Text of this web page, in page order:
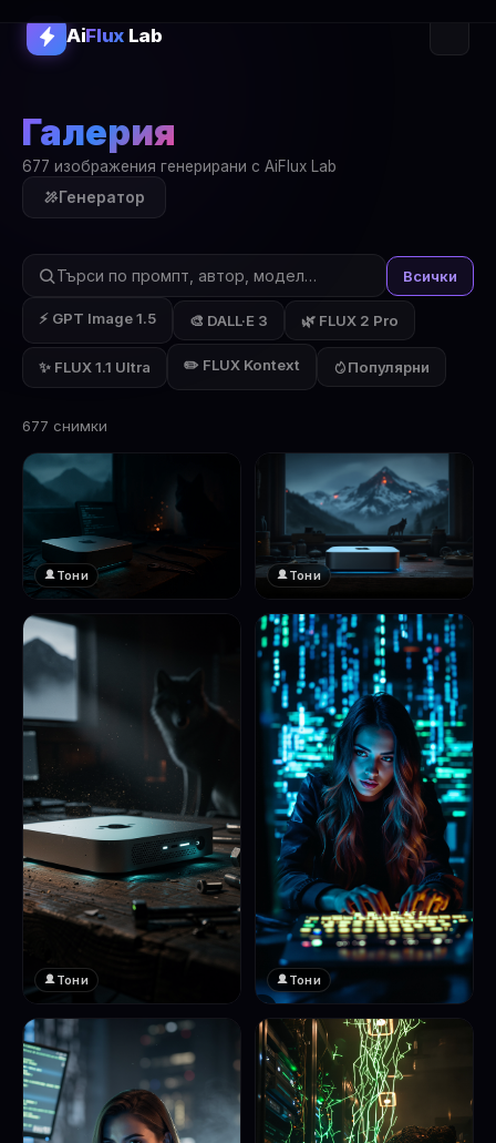
AiFluxLab
Галерия
677 изображения генерирани с AiFlux Lab
Генератор
Всички
⚡ GPT Image 1.5 🎨 DALL·E 3 🌿 FLUX 2 Pro
✨ FLUX 1.1 Ultra ✏️ FLUX Kontext Популярни
677 снимки
Тони Тони
Тони
❤️
1
Тони